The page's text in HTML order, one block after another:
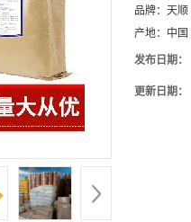
品牌： 天顺
产地： 中国
发布日期：
更新日期：